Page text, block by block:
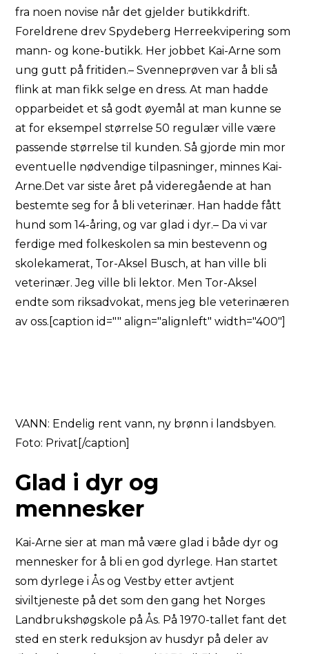
fra noen novise når det gjelder butikkdrift.
Foreldrene drev Spydeberg Herreekvipering som
mann- og kone-butikk. Her jobbet Kai-Arne som
ung gutt på fritiden.– Svenneprøven var å bli så
flink at man fikk selge en dress. At man hadde
opparbeidet et så godt øyemål at man kunne se
at for eksempel størrelse 50 regulær ville være
passende størrelse til kunden. Så gjorde min mor
eventuelle nødvendige tilpasninger, minnes Kai-
Arne.Det var siste året på videregående at han
bestemte seg for å bli veterinær. Han hadde fått
hund som 14-åring, og var glad i dyr.– Da vi var
ferdige med folkeskolen sa min bestevenn og
skolekamerat, Tor-Aksel Busch, at han ville bli
veterinær. Jeg ville bli lektor. Men Tor-Aksel
endte som riksadvokat, mens jeg ble veterinæren
av oss.[caption id="" align="alignleft" width="400"]
VANN: Endelig rent vann, ny brønn i landsbyen.
Foto: Privat[/caption]
Glad i dyr og
mennesker
Kai-Arne sier at man må være glad i både dyr og
mennesker for å bli en god dyrlege. Han startet
som dyrlege i Ås og Vestby etter avtjent
siviltjeneste på det som den gang het Norges
Landbrukshøgskole på Ås. På 1970-tallet fant det
sted en sterk reduksjon av husdyr på deler av